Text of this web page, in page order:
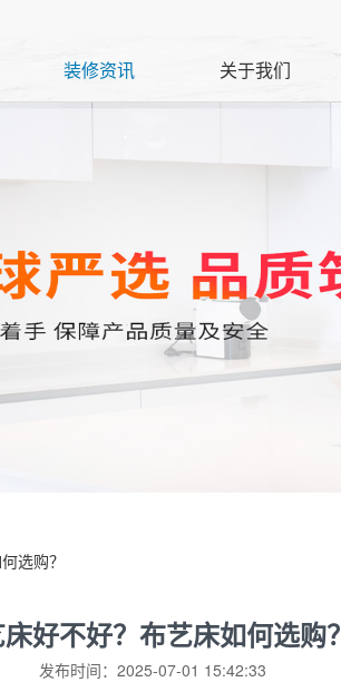
装修资讯 关于我们
选购？
好不好？布艺床如何选购？
发布时间：2025-07-01 15:42:33